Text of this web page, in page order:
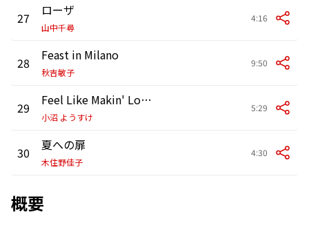
27 ローザ
山中千尋
4:16
28 Feast in Milano
秋吉敏子
9:50
29 Feel Like Makin' Love
小沼 ようすけ
5:29
30 夏への扉
木住野佳子
4:30
概要